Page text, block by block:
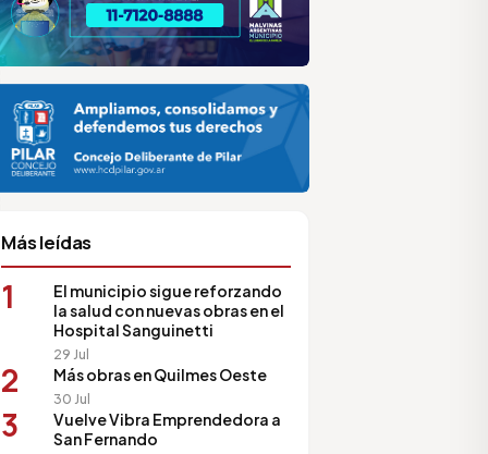
HCD
de Medios Vecinales
Más leídas
1
El municipio sigue reforzando
la salud con nuevas obras en el
Hospital Sanguinetti
29 Jul
2 Más obras en Quilmes Oeste
30 Jul
3
Vuelve Vibra Emprendedora a
San Fernando